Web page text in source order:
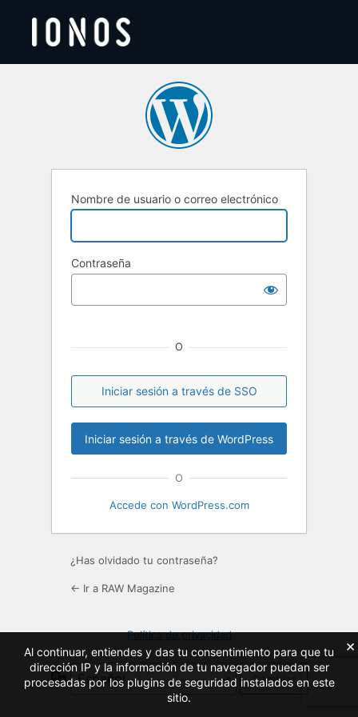
Nombre de usuario o correo electrónico
Contraseña
O
Iniciar sesión a través de SSO
O
Accede con WordPress.com
¿Has olvidado tu contraseña?
← Ir a RAW Magazine
Política de privacidad
Idioma
Al continuar, entiendes y das tu consentimiento para que tu
dirección IP y la información de tu navegador puedan ser
procesadas por los plugins de seguridad instalados en este
sitio.
×